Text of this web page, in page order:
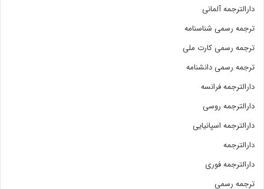
دارالترجمه آلمانی
ترجمه رسمی شناسنامه
ترجمه رسمی کارت ملی
ترجمه رسمی دانشنامه
دارالترجمه فرانسه
دارالترجمه روسی
دارالترجمه اسپانیایی
دارالترجمه
دارالترجمه فوری
ترجمه رسمی